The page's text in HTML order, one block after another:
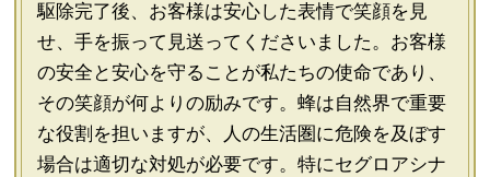
駆除完了後、お客様は安心した表情で笑顔を見
せ、手を振って見送ってくださいました。お客様
の安全と安心を守ることが私たちの使命であり、
その笑顔が何よりの励みです。蜂は自然界で重要
な役割を担いますが、人の生活圏に危険を及ぼす
場合は適切な対処が必要です。特にセグロアシナ